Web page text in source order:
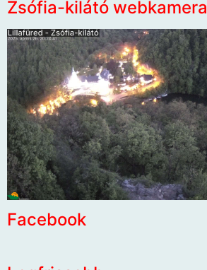
Zsófia-kilátó webkamera
Facebook